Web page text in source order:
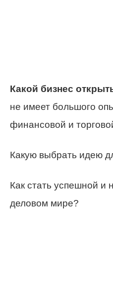
Какой бизнес
не имеет большого
финансовой и
Какую выбрать идею
Как стать успешной и
деловом мире?